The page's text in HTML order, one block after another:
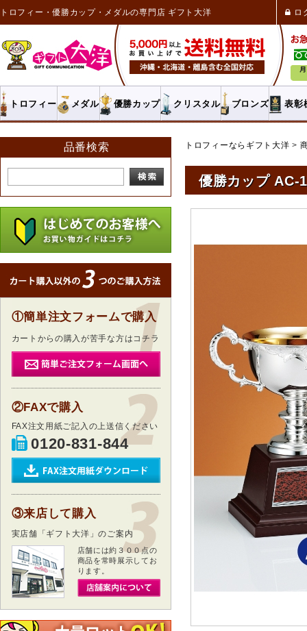
トロフィー・優勝カップ・メダルの専門店 ギフト大洋 ロ
トロフィー メダル 優勝カップ クリスタル ブロンズ 表彰
トロフィーならギフト大洋
優勝カップ AC-
品番検索
①簡単注文フォームで購入
カートからの購入が苦手な方はコチラ
②FAXで購入
FAX注文用紙ご記入の上送信ください
0120-831-844
③来店して購入
実店舗「ギフト大洋」のご案内
店舗には約３００点の
商品を常時展示してお
ります。